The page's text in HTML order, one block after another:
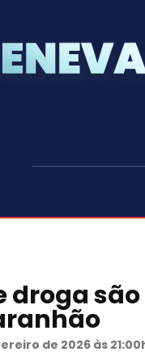
droga
de 2026 às